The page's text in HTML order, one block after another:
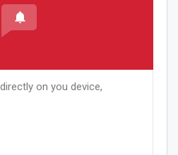
on you device,